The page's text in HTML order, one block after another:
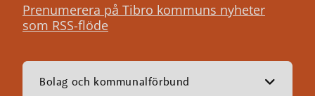
Prenumerera på Tibro kommuns nyheter
som RSS-flöde
Bolag och kommunalförbund